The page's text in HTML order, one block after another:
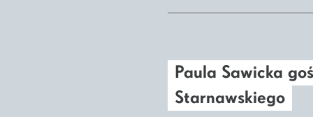
Paula Sawicka
Starnawskiego